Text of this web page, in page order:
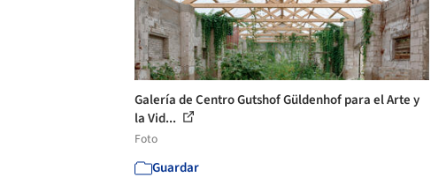
Galería de Centro Gutshof Güldenhof para el Arte y
la Vid...
Foto
Guardar